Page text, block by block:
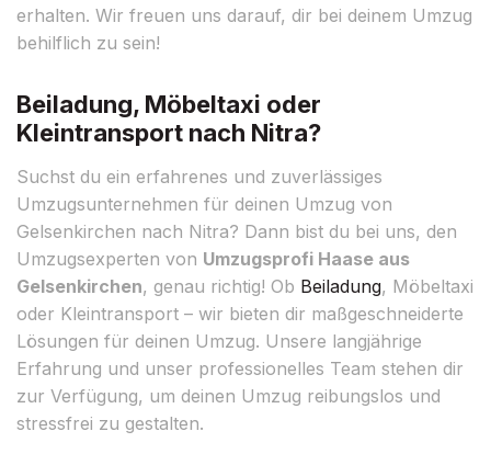
erhalten. Wir freuen uns darauf, dir bei deinem Umzug
behilflich zu sein!
Beiladung, Möbeltaxi oder
Kleintransport nach Nitra?
Suchst du ein erfahrenes und zuverlässiges
Umzugsunternehmen für deinen Umzug von
Gelsenkirchen nach Nitra? Dann bist du bei uns, den
Umzugsexperten von Umzugsprofi Haase aus
Gelsenkirchen, genau richtig! Ob Beiladung, Möbeltaxi
oder Kleintransport – wir bieten dir maßgeschneiderte
Lösungen für deinen Umzug. Unsere langjährige
Erfahrung und unser professionelles Team stehen dir
zur Verfügung, um deinen Umzug reibungslos und
stressfrei zu gestalten.